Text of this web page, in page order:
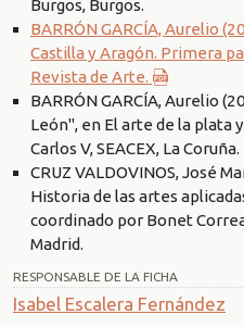
Burgos, Burgos.
BARRÓN GARCÍA, Aurelio
Castilla y Aragón. Primera
Revista de Arte.
BARRÓN GARCÍA, Aurelio
León", en El arte de la plata
Carlos V, SEACEX, La Coruña.
CRUZ VALDOVINOS, José
Historia de las artes
coordinado por Bonet
Madrid.
RESPONSABLE DE LA FICHA
Isabel Escalera Fernández